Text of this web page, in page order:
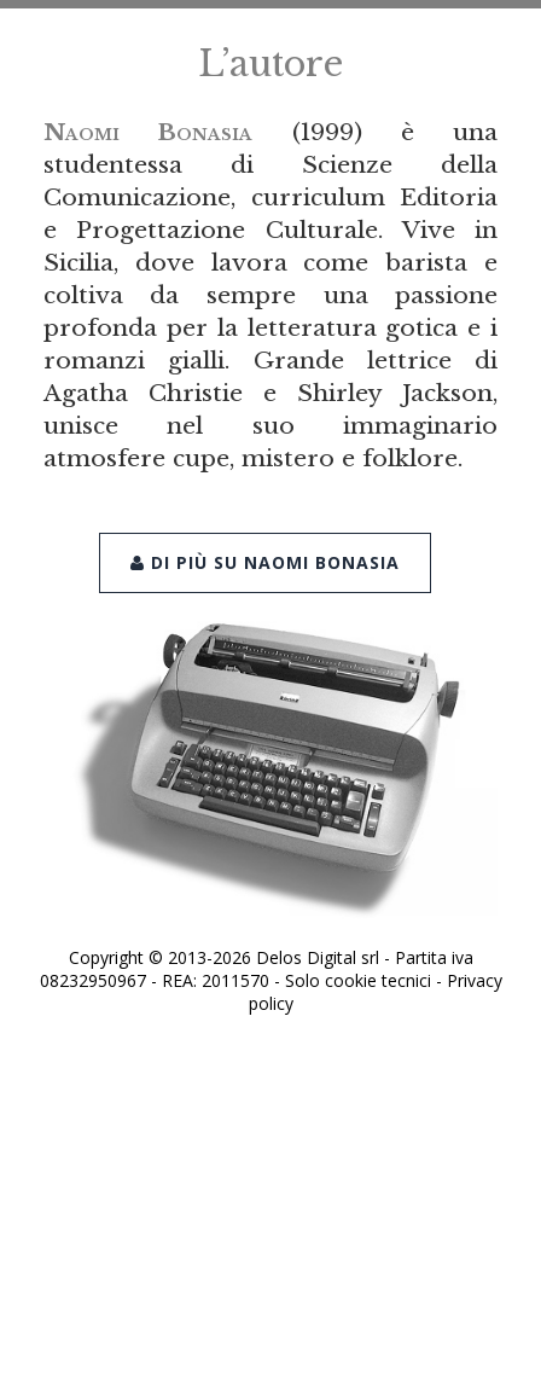
L’autore
Naomi Bonasia (1999) è una
studentessa di Scienze della
Comunicazione, curriculum Editoria
e Progettazione Culturale. Vive in
Sicilia, dove lavora come barista e
coltiva da sempre una passione
profonda per la letteratura gotica e i
romanzi gialli. Grande lettrice di
Agatha Christie e Shirley Jackson,
unisce nel suo immaginario
atmosfere cupe, mistero e folklore.
DI PIÙ SU NAOMI BONASIA
Copyright © 2013-2026 Delos Digital srl - Partita iva
08232950967 - REA: 2011570 - Solo cookie tecnici - Privacy
policy